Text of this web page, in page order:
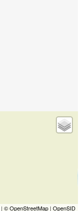
| © OpenStreetMap | OpenSID